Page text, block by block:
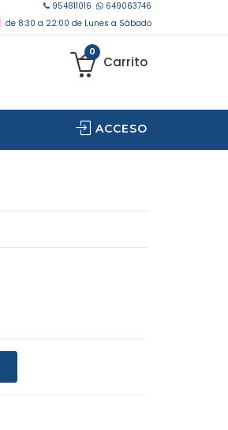
954811016
649063746
de 8:30 a 22:00 de Lunes a Sábado
0
Carrito
ACCESO